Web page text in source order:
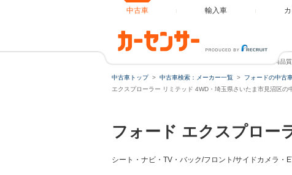
中古車 輸入車
エクスプローラー リミテッド 4WD ・1年保証・車両品
中古車トップ
中古車検索：メーカー一覧 フォードの中古
エクスプローラー リミテッド 4WD・埼玉県さいたま市見沼区の
フォード エクスプロー
シート・ナビ・TV・バック/フロント/サイドカメラ・